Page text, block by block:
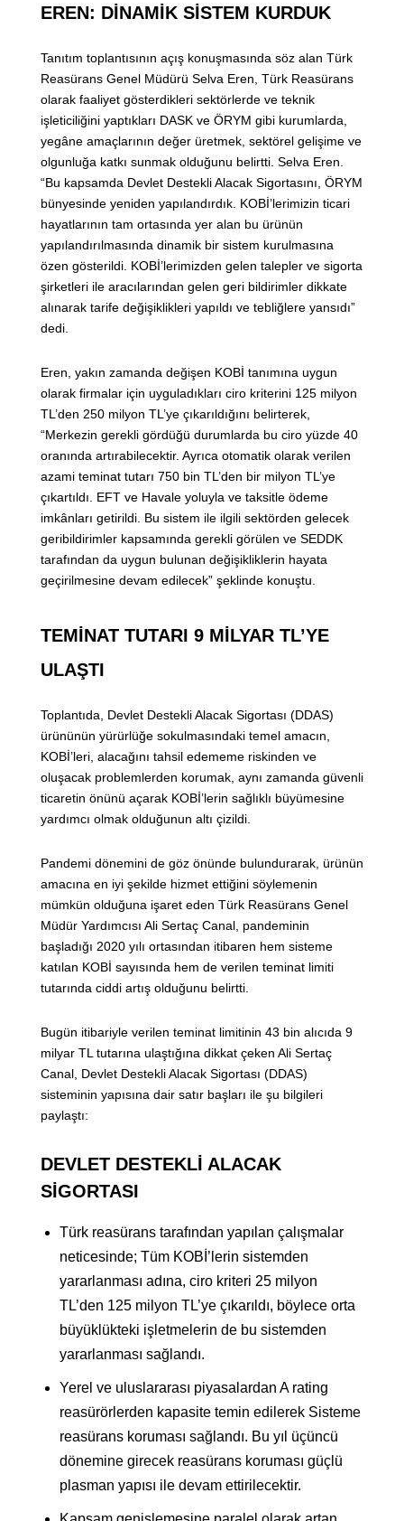
EREN: DİNAMİK SİSTEM KURDUK
Tanıtım toplantısının açış konuşmasında söz alan Türk
Reasürans Genel Müdürü Selva Eren, Türk Reasürans
olarak faaliyet gösterdikleri sektörlerde ve teknik
işleticiliğini yaptıkları DASK ve ÖRYM gibi kurumlarda,
yegâne amaçlarının değer üretmek, sektörel gelişime ve
olgunluğa katkı sunmak olduğunu belirtti. Selva Eren.
“Bu kapsamda Devlet Destekli Alacak Sigortasını, ÖRYM
bünyesinde yeniden yapılandırdık. KOBİ’lerimizin ticari
hayatlarının tam ortasında yer alan bu ürünün
yapılandırılmasında dinamik bir sistem kurulmasına
özen gösterildi. KOBİ’lerimizden gelen talepler ve sigorta
şirketleri ile aracılarından gelen geri bildirimler dikkate
alınarak tarife değişiklikleri yapıldı ve tebliğlere yansıdı”
dedi.
Eren, yakın zamanda değişen KOBİ tanımına uygun
olarak firmalar için uyguladıkları ciro kriterini 125 milyon
TL’den 250 milyon TL’ye çıkarıldığını belirterek,
“Merkezin gerekli gördüğü durumlarda bu ciro yüzde 40
oranında artırabilecektir. Ayrıca otomatik olarak verilen
azami teminat tutarı 750 bin TL’den bir milyon TL’ye
çıkartıldı. EFT ve Havale yoluyla ve taksitle ödeme
imkânları getirildi. Bu sistem ile ilgili sektörden gelecek
geribildirimler kapsamında gerekli görülen ve SEDDK
tarafından da uygun bulunan değişikliklerin hayata
geçirilmesine devam edilecek” şeklinde konuştu.
TEMİNAT TUTARI 9 MİLYAR TL’YE
ULAŞTI
Toplantıda, Devlet Destekli Alacak Sigortası (DDAS)
ürününün yürürlüğe sokulmasındaki temel amacın,
KOBİ’leri, alacağını tahsil edememe riskinden ve
oluşacak problemlerden korumak, aynı zamanda güvenli
ticaretin önünü açarak KOBİ’lerin sağlıklı büyümesine
yardımcı olmak olduğunun altı çizildi.
Pandemi dönemini de göz önünde bulundurarak, ürünün
amacına en iyi şekilde hizmet ettiğini söylemenin
mümkün olduğuna işaret eden Türk Reasürans Genel
Müdür Yardımcısı Ali Sertaç Canal, pandeminin
başladığı 2020 yılı ortasından itibaren hem sisteme
katılan KOBİ sayısında hem de verilen teminat limiti
tutarında ciddi artış olduğunu belirtti.
Bugün itibariyle verilen teminat limitinin 43 bin alıcıda 9
milyar TL tutarına ulaştığına dikkat çeken Ali Sertaç
Canal, Devlet Destekli Alacak Sigortası (DDAS)
sisteminin yapısına dair satır başları ile şu bilgileri
paylaştı:
DEVLET DESTEKLİ ALACAK
SİGORTASI
Türk reasürans tarafından yapılan çalışmalar
neticesinde; Tüm KOBİ’lerin sistemden
yararlanması adına, ciro kriteri 25 milyon
TL’den 125 milyon TL’ye çıkarıldı, böylece orta
büyüklükteki işletmelerin de bu sistemden
yararlanması sağlandı.
Yerel ve uluslararası piyasalardan A rating
reasürörlerden kapasite temin edilerek Sisteme
reasürans koruması sağlandı. Bu yıl üçüncü
dönemine girecek reasürans koruması güçlü
plasman yapısı ile devam ettirilecektir.